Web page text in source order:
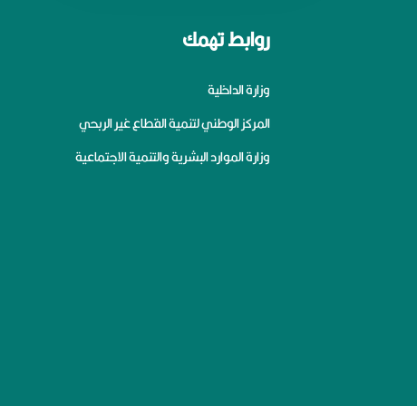
روابط تهمك
وزارة الداخلية
المركز الوطني لتنمية القطاع غير الربحي
وزارة الموارد البشرية والتنمية الاجتماعية